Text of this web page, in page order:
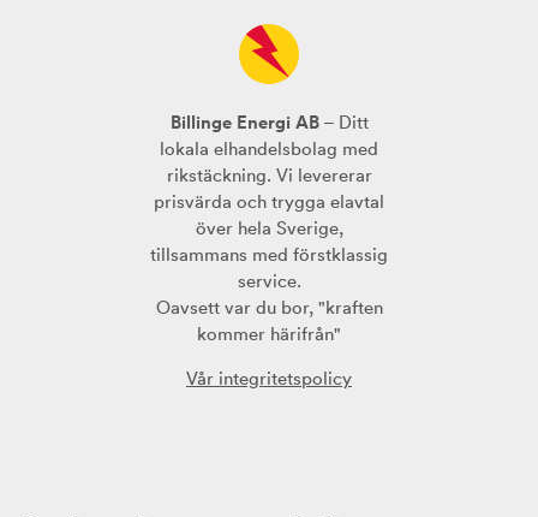
Billinge Energi AB– Ditt
lokala elhandelsbolag med
rikstäckning. Vi levererar
prisvärda och trygga elavtal
över hela Sverige,
tillsammans med förstklassig
service.
Oavsett var du bor, "kraften
kommer härifrån"
Vår integritetspolicy